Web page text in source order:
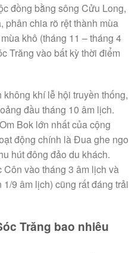
đồng bằng sông Cửu Long,
phân chia rõ rệt thành mùa
khô (tháng 11 – tháng 4
Trăng vào bất kỳ thời điểm
khí lễ hội truyền thống,
đầu tháng 10 âm lịch.
Bok lớn nhất của cộng
động chính là Đua ghe ngo
hút đông đảo du khách.
vào tháng 3 âm lịch và
9 âm lịch) cũng rất đáng trải
Trăng bao nhiêu